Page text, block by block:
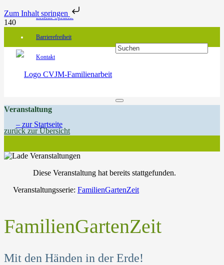
Zum Inhalt springen
Leichte Sprache
Barrierefreiheit
Kontakt
Veranstaltung
zurück zur Übersicht
Diese Veranstaltung hat bereits stattgefunden.
Veranstaltungsserie: FamilienGartenZeit
FamilienGartenZeit
Mit den Händen in der Erde!